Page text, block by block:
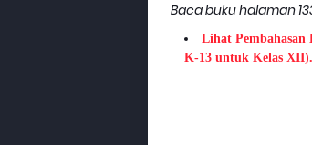
Baca buku halaman
Lihat Pembahasan
K-13 untuk Kelas XII).